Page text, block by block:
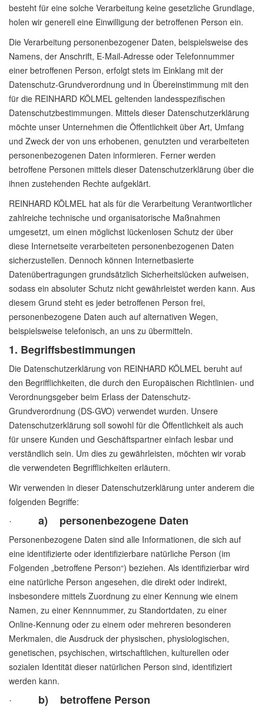
besteht für eine solche Verarbeitung keine gesetzliche Grundlage,
holen wir generell eine Einwilligung der betroffenen Person ein.
Die Verarbeitung personenbezogener Daten, beispielsweise des
Namens, der Anschrift, E-Mail-Adresse oder Telefonnummer
einer betroffenen Person, erfolgt stets im Einklang mit der
Datenschutz-Grundverordnung und in Übereinstimmung mit den
für die REINHARD KÖLMEL geltenden landesspezifischen
Datenschutzbestimmungen. Mittels dieser Datenschutzerklärung
möchte unser Unternehmen die Öffentlichkeit über Art, Umfang
und Zweck der von uns erhobenen, genutzten und verarbeiteten
personenbezogenen Daten informieren. Ferner werden
betroffene Personen mittels dieser Datenschutzerklärung über die
ihnen zustehenden Rechte aufgeklärt.
REINHARD KÖLMEL hat als für die Verarbeitung Verantwortlicher
zahlreiche technische und organisatorische Maßnahmen
umgesetzt, um einen möglichst lückenlosen Schutz der über
diese Internetseite verarbeiteten personenbezogenen Daten
sicherzustellen. Dennoch können Internetbasierte
Datenübertragungen grundsätzlich Sicherheitslücken aufweisen,
sodass ein absoluter Schutz nicht gewährleistet werden kann. Aus
diesem Grund steht es jeder betroffenen Person frei,
personenbezogene Daten auch auf alternativen Wegen,
beispielsweise telefonisch, an uns zu übermitteln.
1. Begriffsbestimmungen
Die Datenschutzerklärung von REINHARD KÖLMEL beruht auf
den Begrifflichkeiten, die durch den Europäischen Richtlinien- und
Verordnungsgeber beim Erlass der Datenschutz-
Grundverordnung (DS-GVO) verwendet wurden. Unsere
Datenschutzerklärung soll sowohl für die Öffentlichkeit als auch
für unsere Kunden und Geschäftspartner einfach lesbar und
verständlich sein. Um dies zu gewährleisten, möchten wir vorab
die verwendeten Begrifflichkeiten erläutern.
Wir verwenden in dieser Datenschutzerklärung unter anderem die
folgenden Begriffe:
· a) personenbezogene Daten
Personenbezogene Daten sind alle Informationen, die sich auf
eine identifizierte oder identifizierbare natürliche Person (im
Folgenden „betroffene Person“) beziehen. Als identifizierbar wird
eine natürliche Person angesehen, die direkt oder indirekt,
insbesondere mittels Zuordnung zu einer Kennung wie einem
Namen, zu einer Kennnummer, zu Standortdaten, zu einer
Online-Kennung oder zu einem oder mehreren besonderen
Merkmalen, die Ausdruck der physischen, physiologischen,
genetischen, psychischen, wirtschaftlichen, kulturellen oder
sozialen Identität dieser natürlichen Person sind, identifiziert
werden kann.
· b) betroffene Person